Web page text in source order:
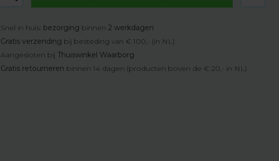
Snel in huis: bezorging binnen2 werkdagen
Gratis verzending bij besteding van € 100,- (in NL)
Aangesloten bijThuiswinkel Waarborg
Gratis retourneren binnen 14 dagen (producten boven de € 20,- in NL)